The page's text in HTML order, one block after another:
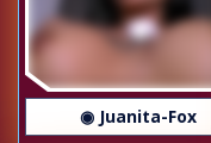
◉ Juanita-Fox